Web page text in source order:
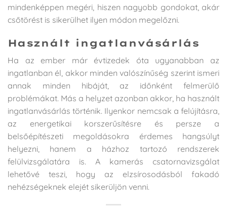
mindenképpen megéri, hiszen nagyobb gondokat, akár
csőtörést is sikerülhet ilyen módon megelőzni.
Használt ingatlanvásárlás
Ha az ember már évtizedek óta ugyanabban az
ingatlanban él, akkor minden valószínűség szerint ismeri
annak minden hibáját, az időnként felmerülő
problémákat. Más a helyzet azonban akkor, ha használt
ingatlanvásárlás történik. Ilyenkor nemcsak a felújításra,
az energetikai korszerűsítésre és persze a
belsőépítészeti megoldásokra érdemes hangsúlyt
helyezni, hanem a házhoz tartozó rendszerek
felülvizsgálatára is. A kamerás csatornavizsgálat
lehetővé teszi, hogy az elzsírosodásból fakadó
nehézségeknek elejét sikerüljön venni.